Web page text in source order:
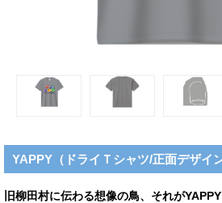
YAPPY（ドライＴシャツ/正面デザイ
旧柳田村に伝わる想像の鳥、それがYAPPY